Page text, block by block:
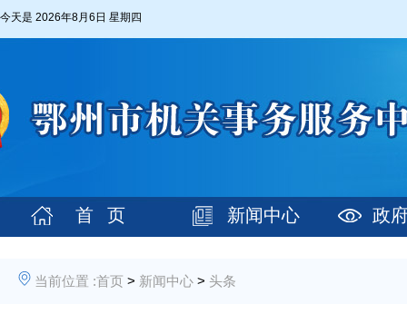
今天是 2026年8月6日 星期四
首 页 新闻中心 政
当前位置 :首页 > 新闻中心 > 头条